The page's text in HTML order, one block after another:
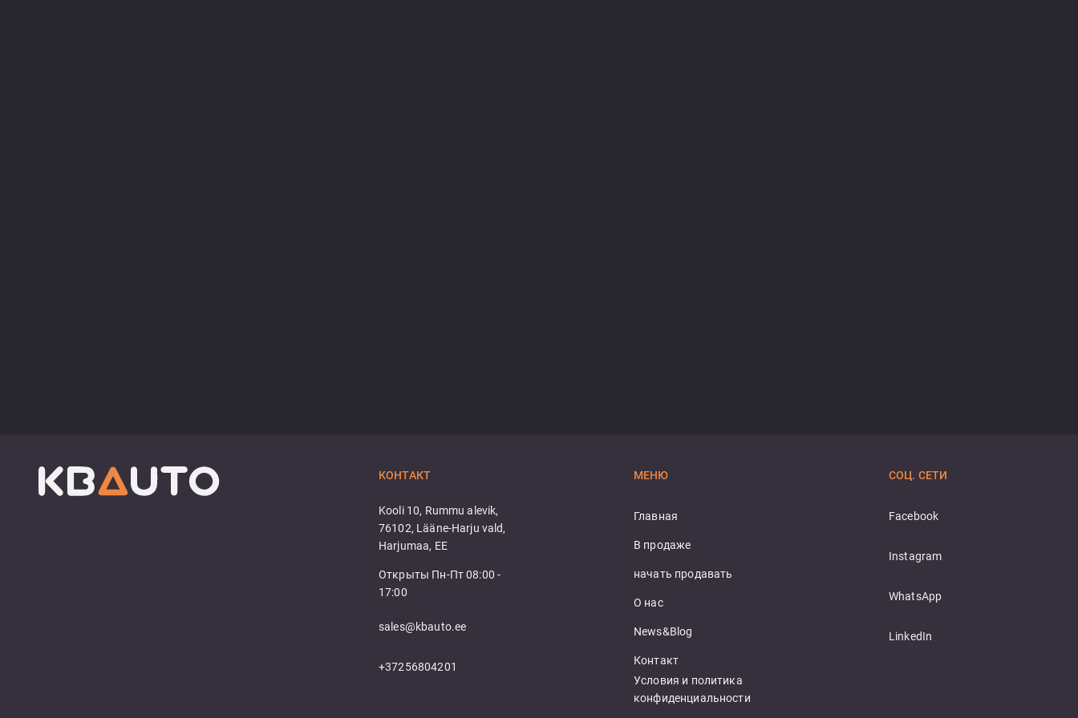
КОНТАКТ
Kooli 10, Rummu alevik,
76102, Lääne-Harju vald,
Harjumaa, EE
Открыты Пн-Пт 08:00 -
17:00
sales@kbauto.ee
+37256804201
МЕНЮ
Главная
В продаже
начать продавать
О нас
News&Blog
Контакт
Условия и политика
конфиденциальности
СОЦ. СЕТИ
Facebook
Instagram
WhatsApp
LinkedIn